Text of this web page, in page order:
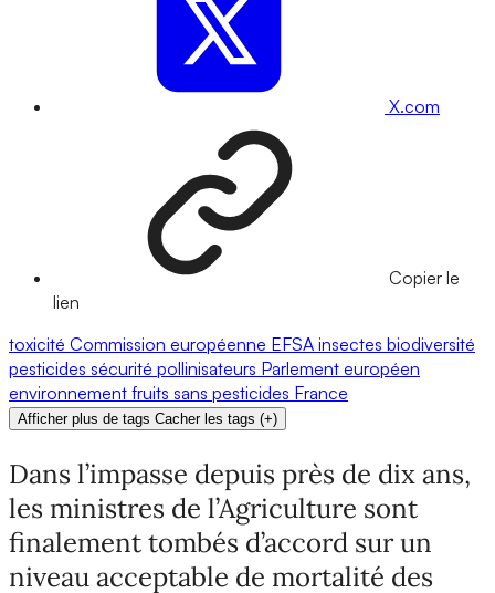
X.com
Copier le
lien
toxicité Commission européenne EFSA insectes biodiversité
pesticides sécurité pollinisateurs Parlement européen
environnement fruits sans pesticides France
Afficher plus de tags Cacher les tags (+)
Dans l’impasse depuis près de dix ans,
les ministres de l’Agriculture sont
finalement tombés d’accord sur un
niveau acceptable de mortalité des